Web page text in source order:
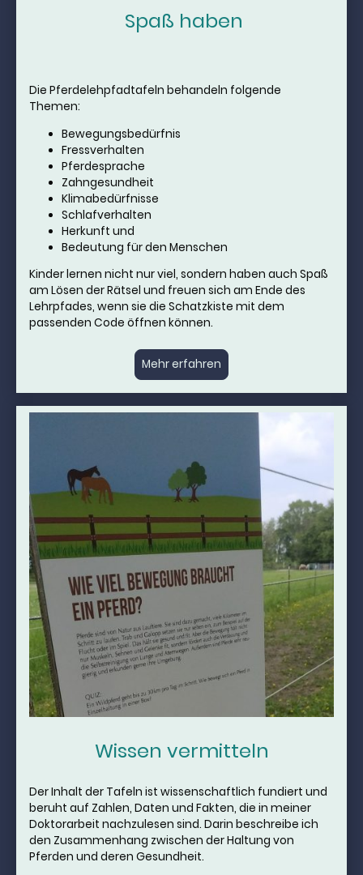
Spaß haben
Die Pferdelehpfadtafeln behandeln folgende
Themen:
Bewegungsbedürfnis
Fressverhalten
Pferdesprache
Zahngesundheit
Klimabedürfnisse
Schlafverhalten
Herkunft und
Bedeutung für den Menschen
Kinder lernen nicht nur viel, sondern haben auch Spaß
am Lösen der Rätsel und freuen sich am Ende des
Lehrpfades, wenn sie die Schatzkiste mit dem
passenden Code öffnen können.
Mehr erfahren
Wissen vermitteln
Der Inhalt der Tafeln ist wissenschaftlich fundiert und
beruht auf Zahlen, Daten und Fakten, die in meiner
Doktorarbeit nachzulesen sind. Darin beschreibe ich
den Zusammenhang zwischen der Haltung von
Pferden und deren Gesundheit.